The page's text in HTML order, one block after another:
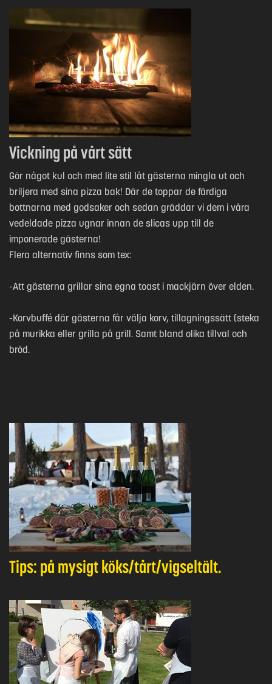
Vickning på vårt sätt
Gör något kul och med lite stil låt gästerna mingla ut och
briljera med sina pizza bak! Där de toppar de färdiga
bottnarna med godsaker och sedan gräddar vi dem i våra
vedeldade pizza ugnar innan de slicas upp till de
imponerade gästerna!
Flera alternativ finns som tex:
-Att gästerna grillar sina egna toast i mackjärn över elden.
-Korvbuffé där gästerna får välja korv, tillagningssätt (steka
på murikka eller grilla på grill. Samt bland olika tillval och
bröd.
Tips: på mysigt köks/tårt/vigseltält.